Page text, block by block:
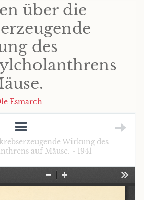
über die
des
Esmarch
Wirkung des
auf Mäuse. - 1941